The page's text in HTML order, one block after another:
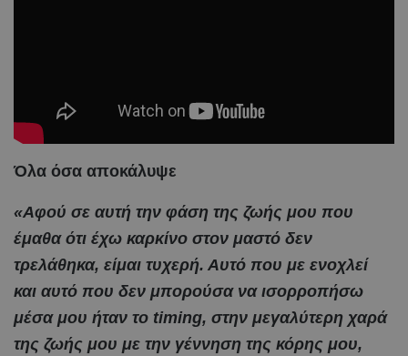
Όλα όσα αποκάλυψε
«Αφού σε αυτή την φάση της ζωής μου που
έμαθα ότι έχω καρκίνο στον μαστό δεν
τρελάθηκα, είμαι τυχερή. Αυτό που με ενοχλεί
και αυτό που δεν μπορούσα να ισορροπήσω
μέσα μου ήταν το timing, στην μεγαλύτερη χαρά
της ζωής μου με την γέννηση της κόρης μου,